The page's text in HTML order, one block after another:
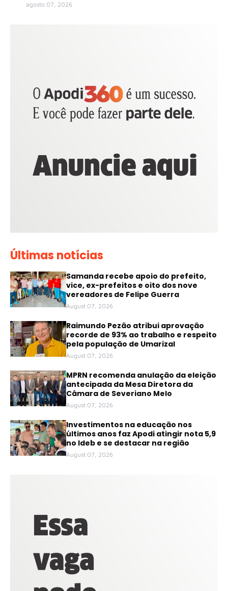
agosto 07, 2026
Últimas notícias
Samanda recebe apoio do prefeito,
vice, ex-prefeitos e oito dos nove
vereadores de Felipe Guerra
August 07, 2026
Raimundo Pezão atribui aprovação
recorde de 93% ao trabalho e respeito
pela população de Umarizal
August 07, 2026
MPRN recomenda anulação da eleição
antecipada da Mesa Diretora da
Câmara de Severiano Melo
August 07, 2026
Investimentos na educação nos
últimos anos faz Apodi atingir nota 5,9
no Ideb e se destacar na região
August 07, 2026